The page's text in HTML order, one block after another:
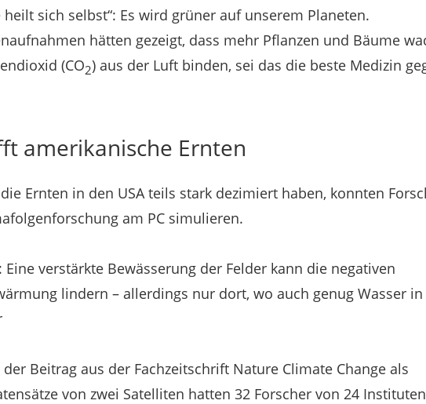
heilt sich selbst“: Es wird grüner auf unserem Planeten.
hätten gezeigt, dass mehr Pflanzen und Bäume
(CO2) aus der Luft binden, sei das die beste Medizin
amerikanische Ernten
Ernten in den USA teils stark dezimiert haben, konnten
am PC simulieren.
verstärkte Bewässerung der Felder kann die negativen
lindern – allerdings nur dort, wo auch genug Wasser
Beitrag aus der Fachzeitschrift Nature Climate Change als
von zwei Satelliten hatten 32 Forscher von 24